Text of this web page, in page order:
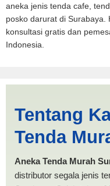
aneka jenis tenda cafe,
posko darurat di Surabaya.
konsultasi gratis dan
Indonesia.
Tangerang
ANEKA
Tentang
Tenda
Aneka Tenda Murah
distributor segala jenis